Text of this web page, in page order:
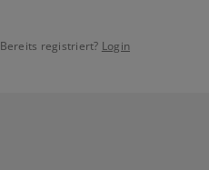
Bereits registriert? Login